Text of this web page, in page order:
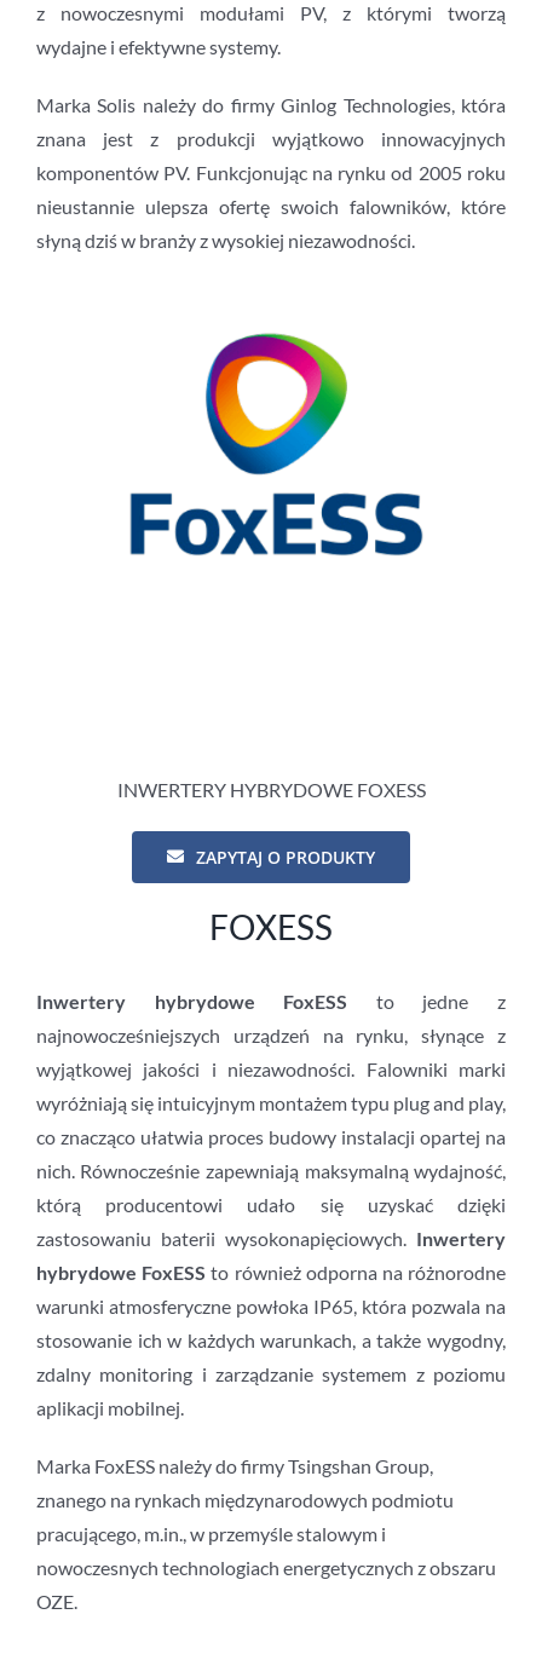
z nowoczesnymi modułami PV, z którymi tworzą
wydajne i efektywne systemy.
Marka Solis należy do firmy Ginlog Technologies, która
znana jest z produkcji wyjątkowo innowacyjnych
komponentów PV. Funkcjonując na rynku od 2005 roku
nieustannie ulepsza ofertę swoich falowników, które
słyną dziś w branży z wysokiej niezawodności.
INWERTERY HYBRYDOWE FOXESS
ZAPYTAJ O PRODUKTY
FOXESS
Inwertery hybrydowe FoxESS to jedne z
najnowocześniejszych urządzeń na rynku, słynące z
wyjątkowej jakości i niezawodności. Falowniki marki
wyróżniają się intuicyjnym montażem typu plug and play,
co znacząco ułatwia proces budowy instalacji opartej na
nich. Równocześnie zapewniają maksymalną wydajność,
którą producentowi udało się uzyskać dzięki
zastosowaniu baterii wysokonapięciowych.
Inwertery
hybrydowe FoxESS to również odporna na różnorodne
warunki atmosferyczne powłoka IP65, która pozwala na
stosowanie ich w każdych warunkach, a także wygodny,
zdalny monitoring i zarządzanie systemem z poziomu
aplikacji mobilnej.
Marka FoxESS należy do firmy Tsingshan Group,
znanego na rynkach międzynarodowych podmiotu
pracującego, m.in., w przemyśle stalowym i
nowoczesnych technologiach energetycznych z obszaru
OZE.